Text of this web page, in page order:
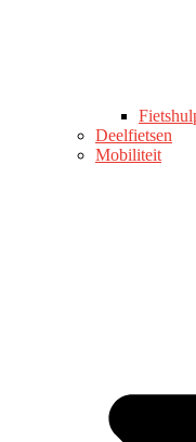
Deelfietsen
Mobiliteit